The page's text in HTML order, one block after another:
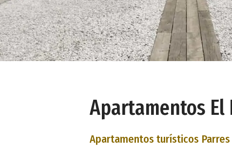
Apartamentos El
Apartamentos turísticos